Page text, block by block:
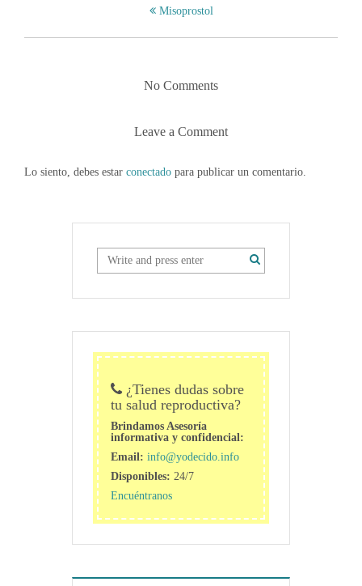
Misoprostol
No Comments
Leave a Comment
Lo siento, debes estar conectado para publicar un comentario.
¿Tienes dudas sobre
tu salud reproductiva?
Brindamos Asesoría
informativa y confidencial:
Email: info@yodecido.info
Disponibles: 24/7
Encuéntranos